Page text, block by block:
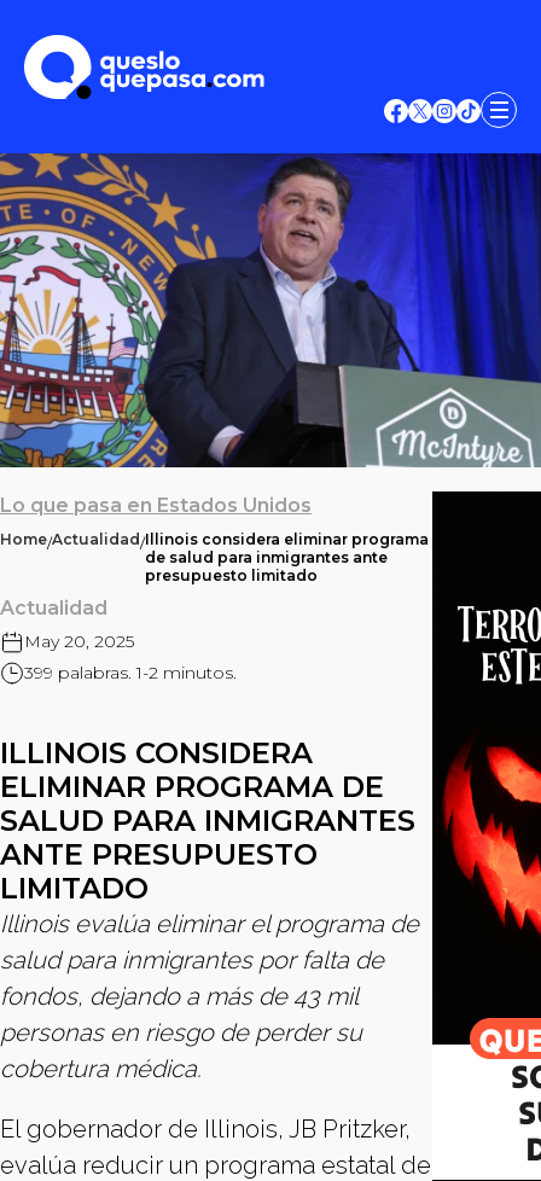
Lo que pasa en Estados Unidos
Home/Actualidad/Illinois considera eliminar programa
de salud para inmigrantes ante
presupuesto limitado
Actualidad
May 20, 2025
399 palabras. 1-2 minutos.
ILLINOIS CONSIDERA
ELIMINAR PROGRAMA DE
SALUD PARA INMIGRANTES
ANTE PRESUPUESTO
LIMITADO
Illinois evalúa eliminar el programa de
salud para inmigrantes por falta de
fondos, dejando a más de 43 mil
personas en riesgo de perder su
cobertura médica.
El gobernador de Illinois, JB Pritzker,
evalúa reducir un programa estatal de